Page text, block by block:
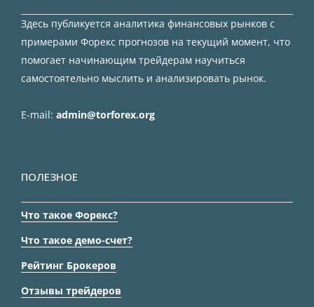
Здесь публикуется аналитика финансовых рынков с
примерами Форекс прогнозов на текущий момент, что
помогает начинающим трейдерам научиться
самостоятельно мыслить и анализировать рынок.
E-mail: admin@torforex.org
ПОЛЕЗНОЕ
Что такое Форекс?
Что такое демо-счет?
Рейтинг Брокеров
Отзывы трейдеров